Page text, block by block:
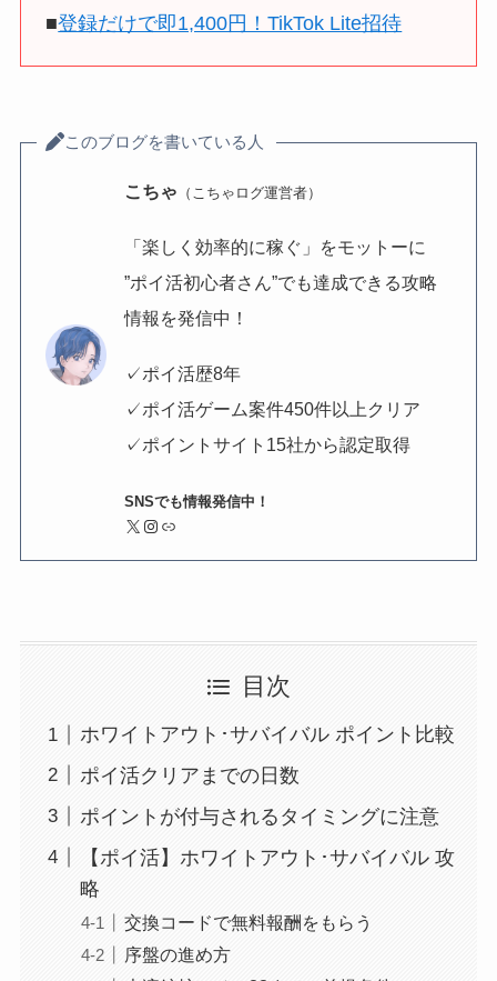
■登録だけで即1,400円！TikTok Lite招待
このブログを書いている人
こちゃ （こちゃログ運営者）
「楽しく効率的に稼ぐ」をモットーに
”ポイ活初心者さん”でも達成できる攻略
情報を発信中！
✓ポイ活歴8年
✓ポイ活ゲーム案件450件以上クリア
✓ポイントサイト15社から認定取得
SNSでも情報発信中！
X Instagram リンク
目次
ホワイトアウト･サバイバル ポイント比較
ポイ活クリアまでの日数
ポイントが付与されるタイミングに注意
【ポイ活】ホワイトアウト･サバイバル 攻
略
交換コードで無料報酬をもらう
序盤の進め方